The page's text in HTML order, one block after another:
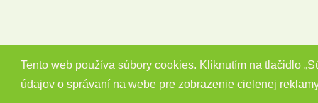
Tento web používa súbory cookies. Kliknutím na tlačidlo
údajov o správaní na webe pre zobrazenie cielenej
Copyright 2014 - 2026 © Barefootky